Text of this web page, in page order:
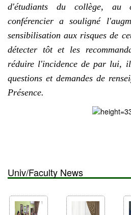
d'étudiants du collège, au
conférencier a souligné
sensibilisation aux risques de
détecter tôt et les
réduire l'incidence de par lui,
questions et demandes de
Présence.
Univ/Faculty News